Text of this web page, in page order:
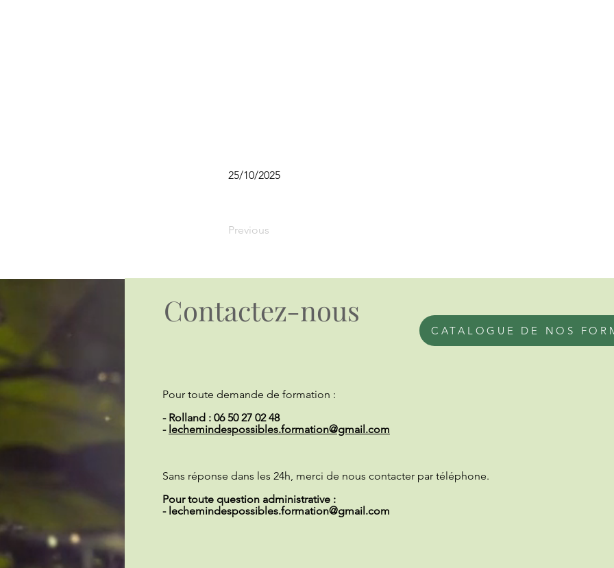
25/10/2025
Previous
Contactez-nous
Pour toute demande de formation :
- Rolland : 06 50 27 02 48
- lechemindespossibles.formation@gmail.com
Sans réponse dans les 24h, merci de nous contacter par téléphone.
Pour toute question administrative :
- lechemindespossibles.formation@gmail.com
CATALOGUE DE NOS